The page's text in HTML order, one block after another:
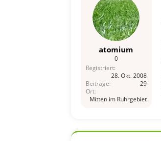
atomium
0
Registriert
28. Okt. 2008
Beiträge
29
Ort
Mitten im Ruhrgebiet